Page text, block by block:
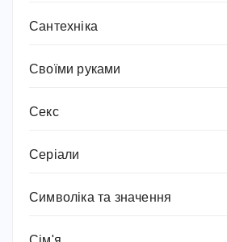
Сантехніка
Своїми руками
Секс
Серіали
Символіка та значення